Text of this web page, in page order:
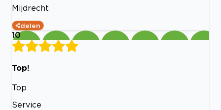
Mijdrecht
delen
10
Top!
Top
Service